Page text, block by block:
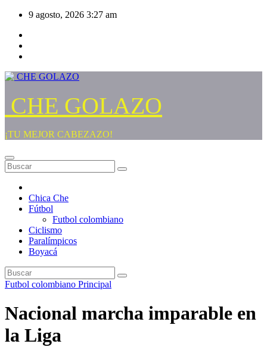
Saltar
contenido
9 agosto, 2026 3:27 am
CHE GOLAZO
¡TU MEJOR CABEZAZO!
Chica Che
Fútbol
Futbol colombiano
Ciclismo
Paralímpicos
Boyacá
Futbol colombiano Principal
Nacional marcha imparable en
la Liga